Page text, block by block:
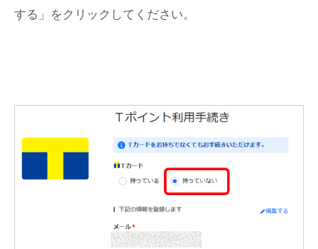
する」をクリックしてください。